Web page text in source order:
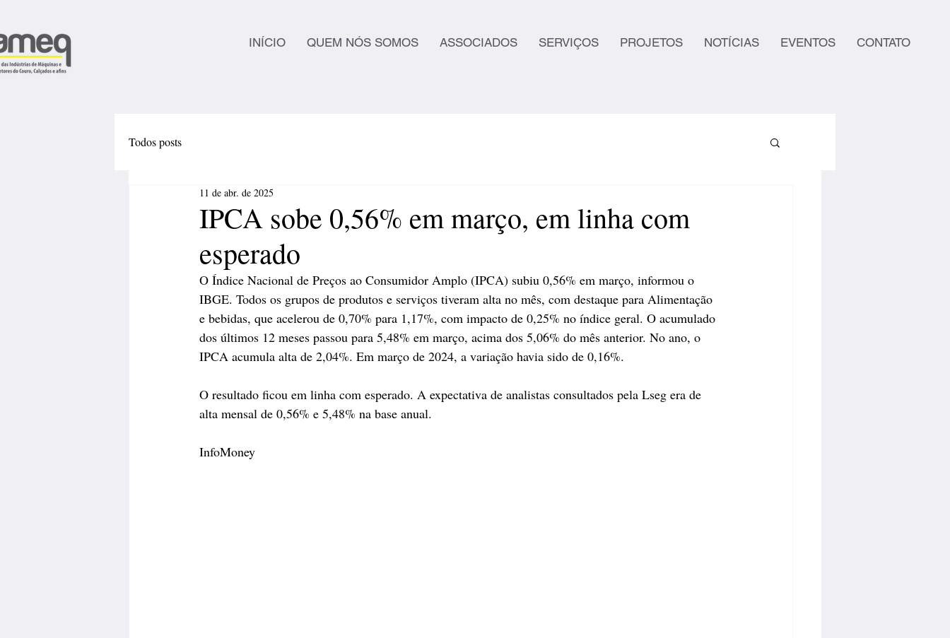
INÍCIO QUEM NÓS SOMOS ASSOCIADOS SERVIÇOS PROJETOS NOTÍCIAS EVENTOS CONTATO
Todos posts
IPCA sobe 0,56% em março, em linha com
esperado
11 de abr. de 2025
O Índice Nacional de Preços ao Consumidor Amplo (IPCA) subiu 0,56% em março, informou o
IBGE. Todos os grupos de produtos e serviços tiveram alta no mês, com destaque para Alimentação
e bebidas, que acelerou de 0,70% para 1,17%, com impacto de 0,25% no índice geral. O acumulado
dos últimos 12 meses passou para 5,48% em março, acima dos 5,06% do mês anterior. No ano, o
IPCA acumula alta de 2,04%. Em março de 2024, a variação havia sido de 0,16%.
O resultado ficou em linha com esperado. A expectativa de analistas consultados pela Lseg era de
alta mensal de 0,56% e 5,48% na base anual.
InfoMoney